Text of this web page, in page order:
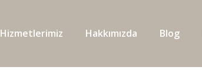
Hizmetlerimiz Hakkımızda Blog